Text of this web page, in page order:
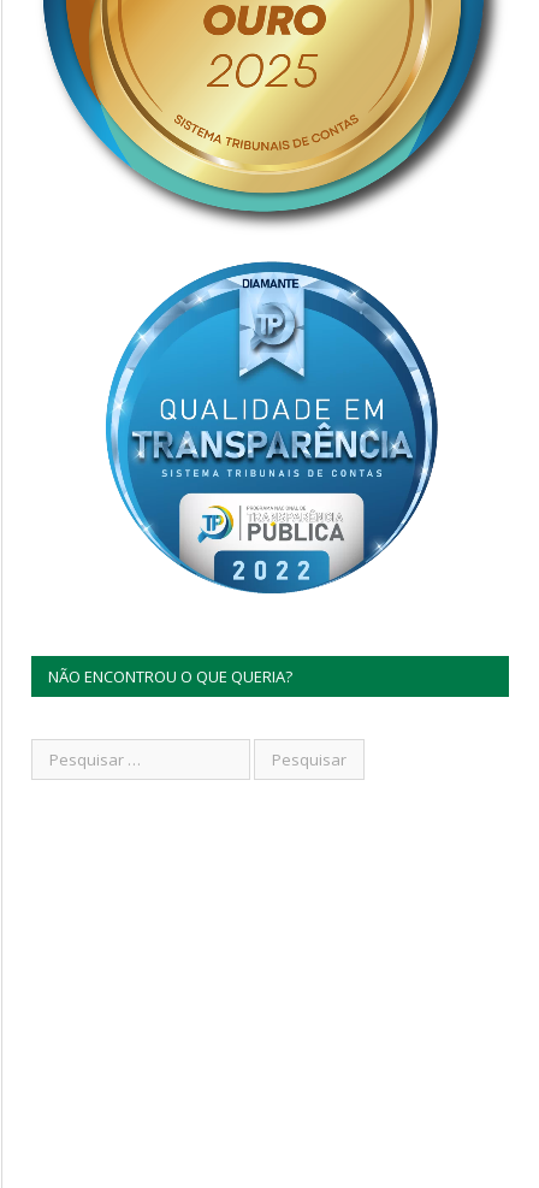
NÃO ENCONTROU O QUE QUERIA?